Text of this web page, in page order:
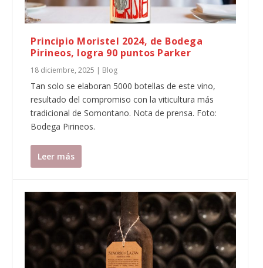
Principio Moristel 2024, de Bodega
Pirineos, logra 90 puntos Parker
18 diciembre, 2025 | Blog
Tan solo se elaboran 5000 botellas de este vino,
resultado del compromiso con la viticultura más
tradicional de Somontano. Nota de prensa. Foto:
Bodega Pirineos.
Leer más